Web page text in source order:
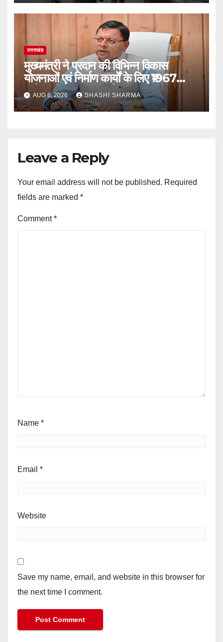
उत्तराखंड
मुख्यमंत्री ने प्रदान की विभिन्न विकास
योजनाओं एवं निर्माण कार्यों के लिए ₹1967
करोड़ की वित्तीय स्वीकृति
AUG 6, 2026 SHASHI SHARMA
Leave a Reply
Your email address will not be published. Required
fields are marked *
Comment*
Name *
Email *
Website
Save my name, email, and website in this browser for
the next time I comment.